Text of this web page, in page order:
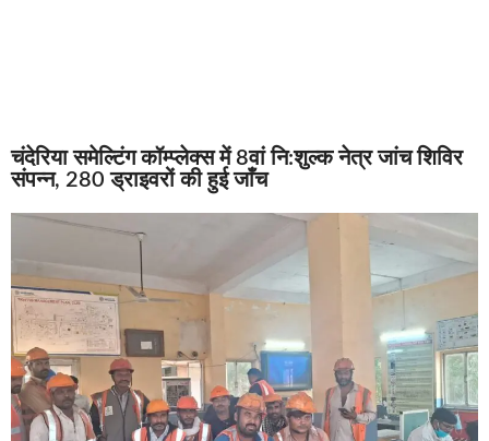
चंदेरिया समेल्टिंग कॉम्प्लेक्स में 8वां नि:शुल्क नेत्र जांच शिविर
संपन्न, 280 ड्राइवरों की हुई जाँच